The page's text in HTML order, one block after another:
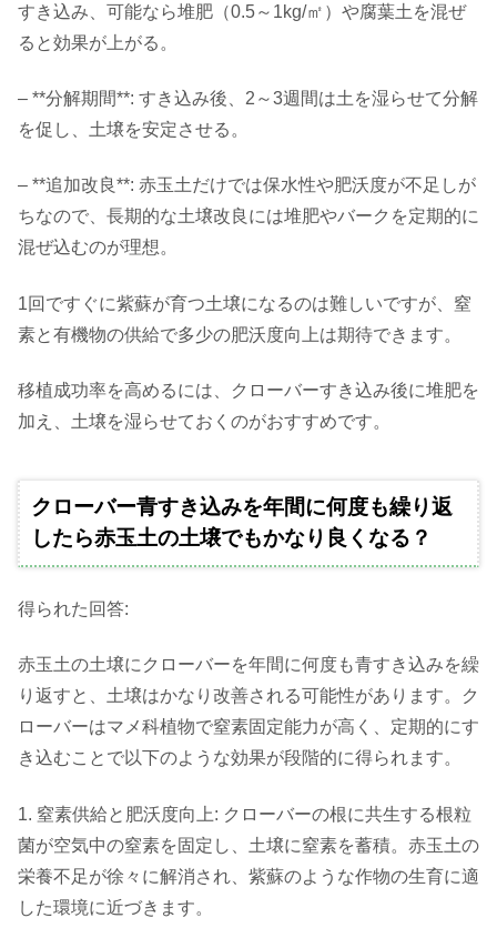
すき込み、可能なら堆肥（0.5～1kg/㎡）や腐葉土を混ぜ
ると効果が上がる。
– **分解期間**: すき込み後、2～3週間は土を湿らせて分解
を促し、土壌を安定させる。
– **追加改良**: 赤玉土だけでは保水性や肥沃度が不足しが
ちなので、長期的な土壌改良には堆肥やバークを定期的に
混ぜ込むのが理想。
1回ですぐに紫蘇が育つ土壌になるのは難しいですが、窒
素と有機物の供給で多少の肥沃度向上は期待できます。
移植成功率を高めるには、クローバーすき込み後に堆肥を
加え、土壌を湿らせておくのがおすすめです。
クローバー青すき込みを年間に何度も繰り返
したら赤玉土の土壌でもかなり良くなる？
得られた回答:
赤玉土の土壌にクローバーを年間に何度も青すき込みを繰
り返すと、土壌はかなり改善される可能性があります。ク
ローバーはマメ科植物で窒素固定能力が高く、定期的にす
き込むことで以下のような効果が段階的に得られます。
1. 窒素供給と肥沃度向上: クローバーの根に共生する根粒
菌が空気中の窒素を固定し、土壌に窒素を蓄積。赤玉土の
栄養不足が徐々に解消され、紫蘇のような作物の生育に適
した環境に近づきます。